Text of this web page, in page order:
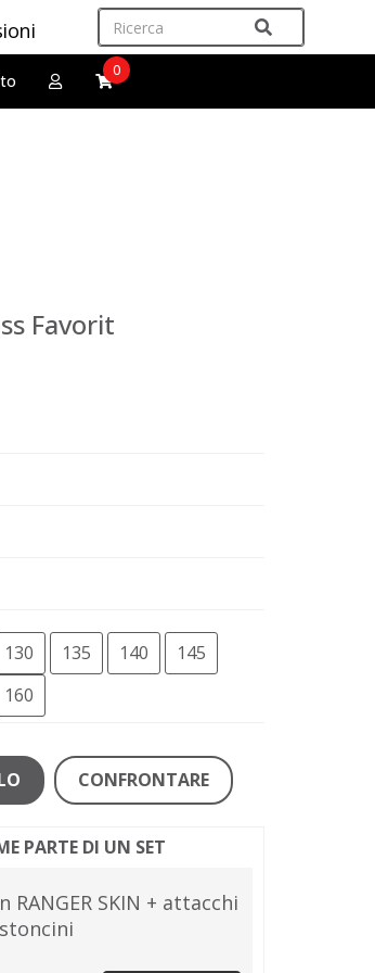
0
Favorit
130 135 140
145
160
CONFRONTARE
PARTE DI UN SET
SKIN + attacchi